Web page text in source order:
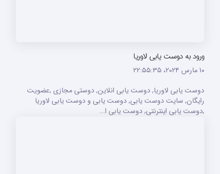
ورود به دوست یابی لاوریا
۱۰ مارس ۲۰۲۴،‏ ۲۲:۵۵:۳۵
دوست یابی لاوریا, دوست یابی انلاین, دوستی مجازی ,عضویت
رایگان, سایت دوست یابی, دوست یابی و دوست یابی لاوریا
,دوست یابی اینترنتی, دوست یابی ا...